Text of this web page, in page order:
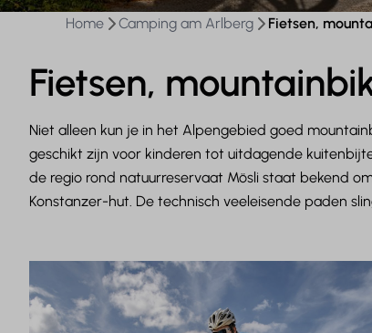
Home Camping am Arlberg Fietsen,
Fietsen,
Niet alleen kun je in het Alpengebied goed
geschikt zijn voor kinderen tot uitdagende
de regio rond natuurreservaat Mösli staat bekend
Konstanzer-hut. De technisch veeleisende paden